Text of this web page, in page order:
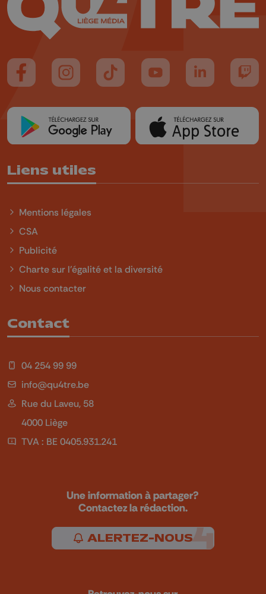
Suivez-nous sur FaceBook
Suivez-nous sur Instagram
Suivez-nous sur TikTok
Suivez-nous sur YouTube
Suivez-nous
Liens utiles
Mentions légales
CSA
Publicité
Charte sur l'égalité et la diversité
Nous contacter
Contact
04 254 99 99
info@qu4tre.be
Rue du Laveu, 58
4000 Liège
TVA : BE 0405.931.241
Une information à partager?
Contactez la rédaction.
ALERTEZ-NOUS